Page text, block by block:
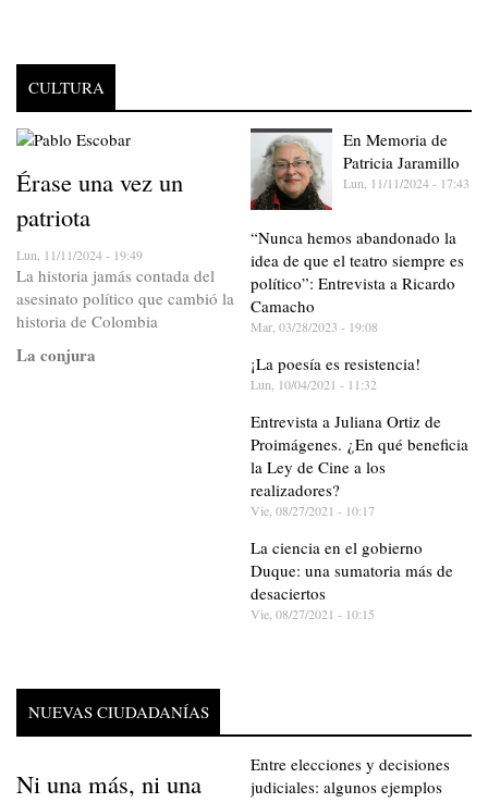
CULTURA
Érase una vez un
patriota
Lun, 11/11/2024 - 19:49
La historia jamás contada del
asesinato político que cambió la
historia de Colombia
La conjura
En Memoria de
Patricia Jaramillo
Lun, 11/11/2024 - 17:43
“Nunca hemos abandonado la
idea de que el teatro siempre es
político”: Entrevista a Ricardo
Camacho
Mar, 03/28/2023 - 19:08
¡La poesía es resistencia!
Lun, 10/04/2021 - 11:32
Entrevista a Juliana Ortiz de
Proimágenes. ¿En qué beneficia
la Ley de Cine a los
realizadores?
Vie, 08/27/2021 - 10:17
La ciencia en el gobierno
Duque: una sumatoria más de
desaciertos
Vie, 08/27/2021 - 10:15
NUEVAS CIUDADANÍAS
Ni una más, ni una
Entre elecciones y decisiones
judiciales: algunos ejemplos